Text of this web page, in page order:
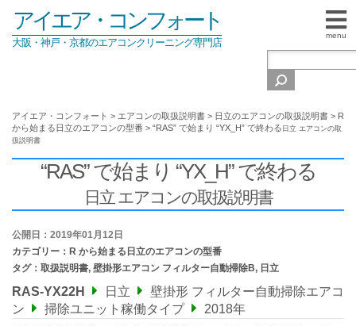
menu
アイエア・コンフォート
大阪・神戸・京都のエアコンクリーニング専門店
アイエア・コンフォート > エアコンの取扱説明書 > 日立のエアコンの取扱説明書 > R
から始まる日立のエアコンの型番 > “RAS” で始まり “YX_H” で終わる 日立 エアコンの取
扱説明書
“RAS” で始まり “YX_H” で終わる
日立 エアコンの取扱説明書
公開日：2019年01月12日
カテゴリー： R から始まる日立のエアコンの型番
タグ： 取扱説明書, 壁掛形エアコン フィルター自動掃除B, 日立
RAS-YX22H 日立
壁掛形 フィルター自動掃除エアコ
ン
掃除ユニット稼働タイプ
2018年